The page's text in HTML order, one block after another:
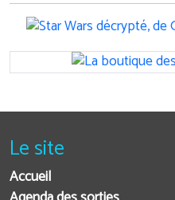
Le site
Accueil